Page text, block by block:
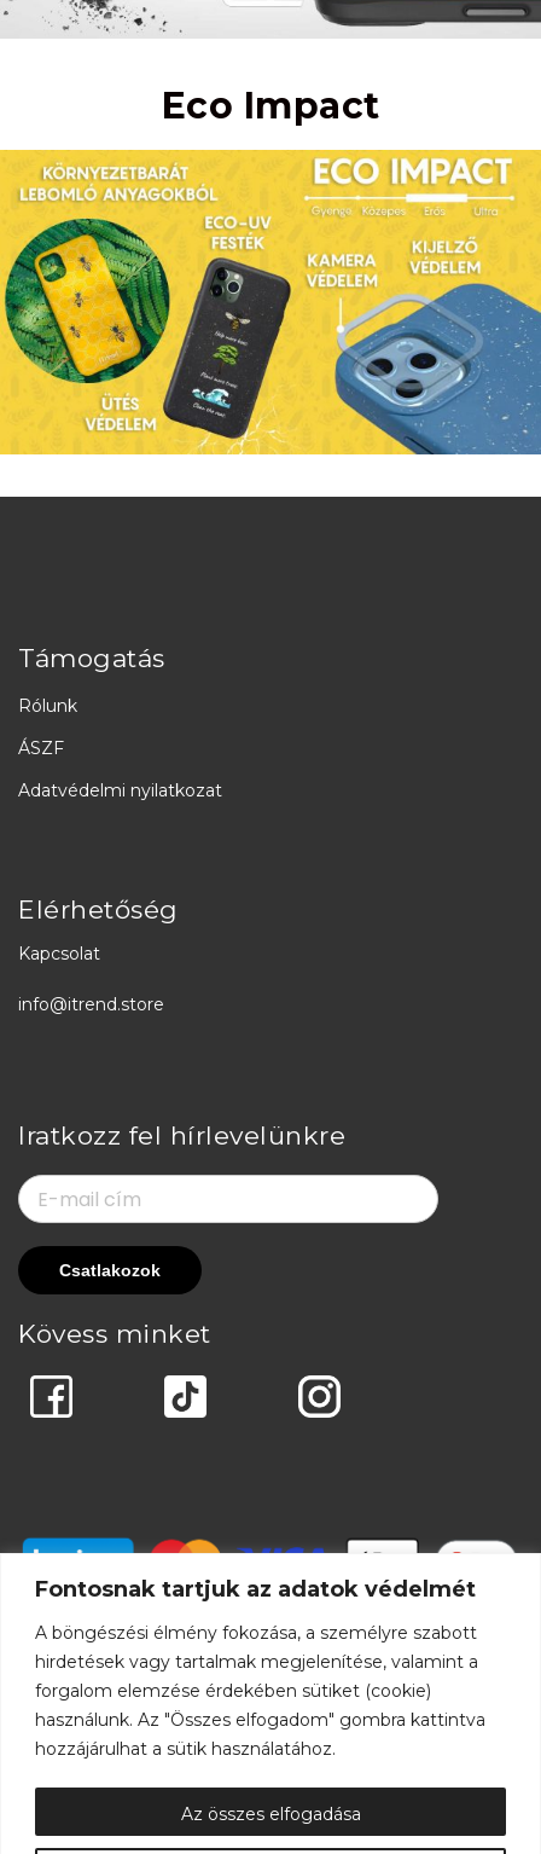
Fontosnak tartjuk az adatok védelmét
A böngészési élmény fokozása, a személyre szabott
hirdetések vagy tartalmak megjelenítése, valamint a
forgalom elemzése érdekében sütiket (cookie)
használunk. Az "Összes elfogadom" gombra kattintva
hozzájárulhat a sütik használatához.
Az összes elfogadása
Eco Impact
Támogatás
Rólunk
ÁSZF
Adatvédelmi nyilatkozat
Elérhetőség
Kapcsolat
info@itrend.store
Iratkozz fel hírlevelünkre
Kövess minket